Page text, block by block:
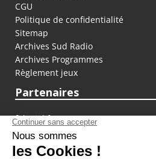
CGU
Politique de confidentialité
Sitemap
Archives Sud Radio
Archives Programmes
Règlement jeux
Partenaires
fiducial.fr
lyoncapitale.fr
olympique-et-lyonnais.com